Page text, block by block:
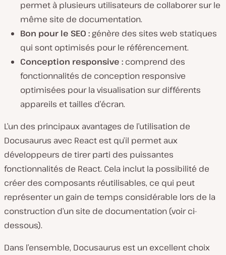
permet à plusieurs utilisateurs de collaborer sur le
même site de documentation.
Bon pour le SEO : génère des sites web statiques
qui sont optimisés pour le référencement.
Conception responsive : comprend des
fonctionnalités de conception responsive
optimisées pour la visualisation sur différents
appareils et tailles d’écran.
L’un des principaux avantages de l’utilisation de
Docusaurus avec React est qu’il permet aux
développeurs de tirer parti des puissantes
fonctionnalités de React. Cela inclut la possibilité de
créer des composants réutilisables, ce qui peut
représenter un gain de temps considérable lors de la
construction d’un site de documentation (voir ci-
dessous).
Dans l’ensemble, Docusaurus est un excellent choix